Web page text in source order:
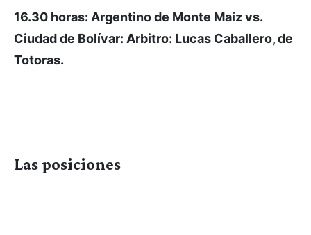
16.30 horas: Argentino de Monte Maíz vs.
Ciudad de Bolívar: Arbitro: Lucas Caballero, de
Totoras.
Las posiciones